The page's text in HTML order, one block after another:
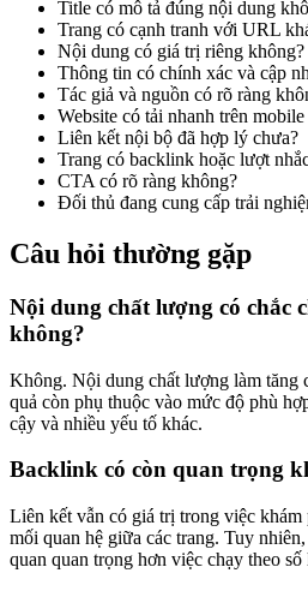
Title có mô tả đúng nội dung
Trang có cạnh tranh với URL
Nội dung có giá trị riêng không?
Thông tin có chính xác và cập
Tác giả và nguồn có rõ ràng
Website có tải nhanh trên
Liên kết nội bộ đã hợp lý chưa?
Trang có backlink hoặc lượt
CTA có rõ ràng không?
Đối thủ đang cung cấp trải
Câu hỏi thường gặp
Nội dung chất lượng có chắc
không?
Không. Nội dung chất lượng làm tăng
quả còn phụ thuộc vào mức độ phù
cậy và nhiều yếu tố khác.
Backlink có còn quan trọng
Liên kết vẫn có giá trị trong việc khám
mối quan hệ giữa các trang. Tuy
quan quan trọng hơn việc chạy theo số